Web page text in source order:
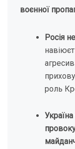
воєнної
Росія
роль